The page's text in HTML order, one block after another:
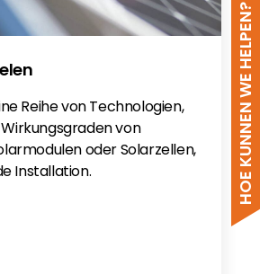
HOE KUNNEN WE HELPEN?
Reihe von Technologien,
von
oder Solarzellen,
Installation.